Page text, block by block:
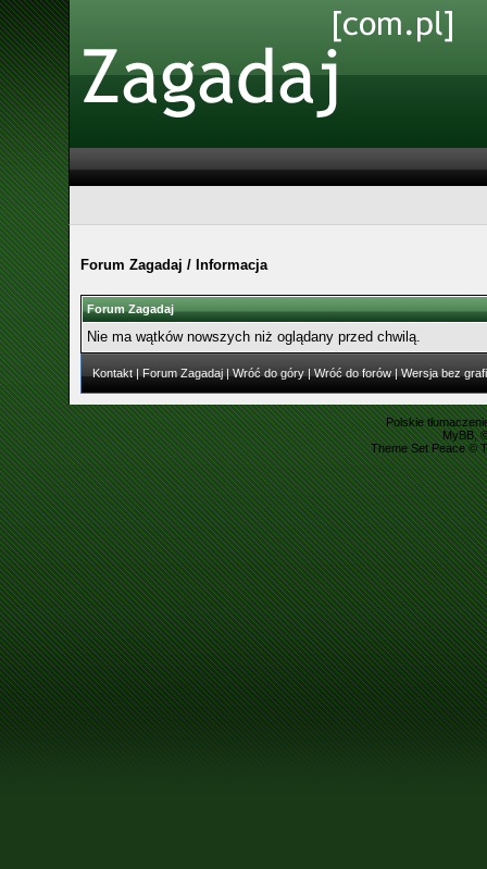
Forum Zagadaj / Informacja
Forum Zagadaj
Nie ma wątków nowszych niż oglądany przed chwilą.
Kontakt| Forum Zagadaj| Wróć do góry| Wróć do forów| Wersja bez
Polskie
MyBB,
Theme Set Peace ©